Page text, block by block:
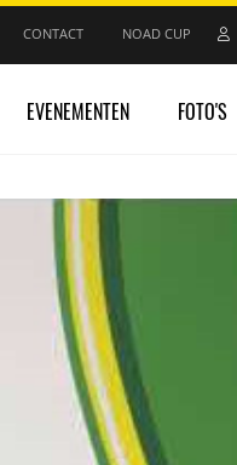
CONTACT NOAD CUP
EVENEMENTEN FOTO'S